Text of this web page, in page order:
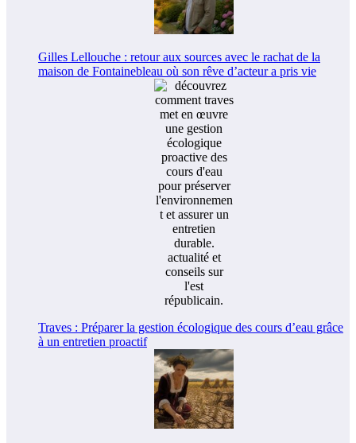
Gilles Lellouche : retour aux sources avec le rachat de la
maison de Fontainebleau où son rêve d’acteur a pris vie
Traves : Préparer la gestion écologique des cours d’eau grâce
à un entretien proactif